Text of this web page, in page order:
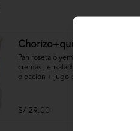
Chorizo+queso+jugo
Pan roseta o yema, chorizo, queso,
cremas , ensaladas, papas al hilo a
elección + jugo de piña o papaya.
S/ 29.00